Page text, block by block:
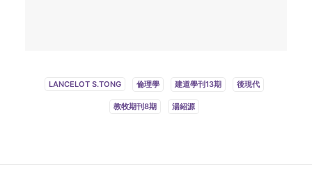
LANCELOT S.TONG 倫理學 建道學刊13期 後現代
教牧期刊8期 湯紹源